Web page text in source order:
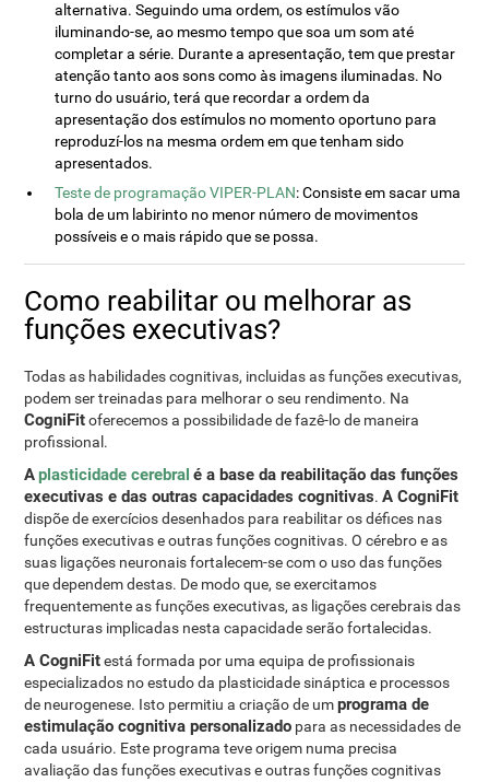
alternativa. Seguindo uma ordem, os estímulos vão
iluminando-se, ao mesmo tempo que soa um som até
completar a série. Durante a apresentação, tem que prestar
atenção tanto aos sons como às imagens iluminadas. No
turno do usuário, terá que recordar a ordem da
apresentação dos estímulos no momento oportuno para
reproduzí-los na mesma ordem em que tenham sido
apresentados.
Teste de programação VIPER-PLAN: Consiste em sacar uma
bola de um labirinto no menor número de movimentos
possíveis e o mais rápido que se possa.
Como reabilitar ou melhorar as
funções executivas?
Todas as habilidades cognitivas, incluidas as funções executivas,
podem ser treinadas para melhorar o seu rendimento. Na
CogniFitoferecemos a possibilidade de fazê-lo de maneira
profissional.
Aplasticidade cerebral é a base da reabilitação das funções
executivas e das outras capacidades cognitivas.A CogniFit
dispõe de exercícios desenhados para reabilitar os défices nas
funções executivas e outras funções cognitivas. O cérebro e as
suas ligações neuronais fortalecem-se com o uso das funções
que dependem destas. De modo que, se exercitamos
frequentemente as funções executivas, as ligações cerebrais das
estructuras implicadas nesta capacidade serão fortalecidas.
A CogniFitestá formada por uma equipa de profissionais
especializados no estudo da plasticidade sináptica e processos
de neurogenese. Isto permitiu a criação de umprograma de
estimulação cognitiva personalizado para as necessidades de
cada usuário. Este programa teve origem numa precisa
avaliação das funções executivas e outras funções cognitivas